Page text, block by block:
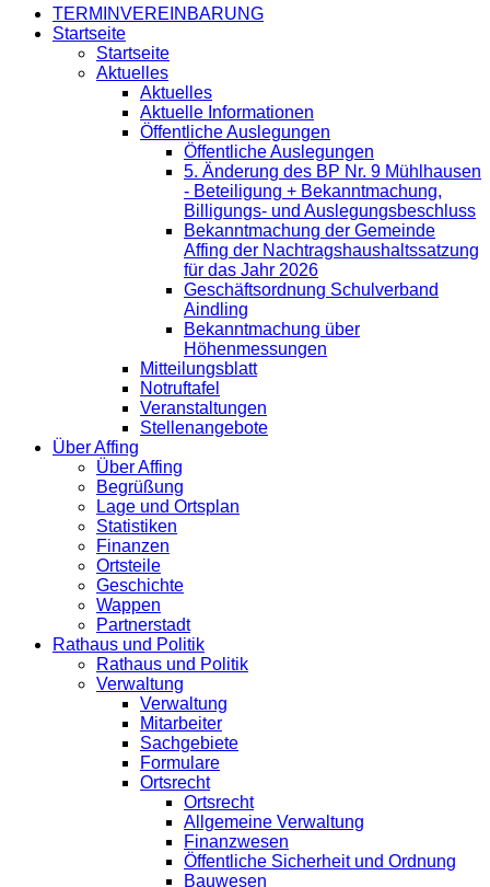
TERMINVEREINBARUNG
Startseite
Startseite
Aktuelles
Aktuelles
Aktuelle Informationen
Öffentliche Auslegungen
Öffentliche Auslegungen
5. Änderung des BP Nr. 9 Mühlhausen
- Beteiligung + Bekanntmachung,
Billigungs- und Auslegungsbeschluss
Bekanntmachung der Gemeinde
Affing der Nachtragshaushaltssatzung
für das Jahr 2026
Geschäftsordnung Schulverband
Aindling
Bekanntmachung über
Höhenmessungen
Mitteilungsblatt
Notruftafel
Veranstaltungen
Stellenangebote
Über Affing
Über Affing
Begrüßung
Lage und Ortsplan
Statistiken
Finanzen
Ortsteile
Geschichte
Wappen
Partnerstadt
Rathaus und Politik
Rathaus und Politik
Verwaltung
Verwaltung
Mitarbeiter
Sachgebiete
Formulare
Ortsrecht
Ortsrecht
Allgemeine Verwaltung
Finanzwesen
Öffentliche Sicherheit und Ordnung
Bauwesen